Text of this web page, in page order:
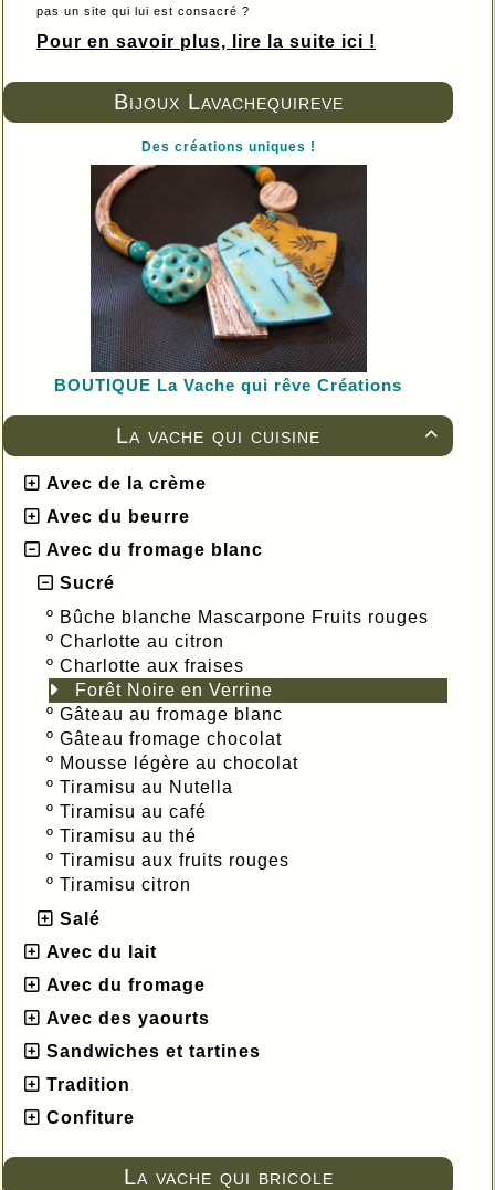
Bijoux Lavachequireve
Des créations uniques !
BOUTIQUE La Vache qui rêve Créations

La vache qui cuisine
Avec de la crème
Avec du beurre
Avec du fromage blanc
Sucré
º Bûche blanche Mascarpone Fruits rouges
º Charlotte au citron
º Charlotte aux fraises
Forêt Noire en Verrine
º Gâteau au fromage blanc
º Gâteau fromage chocolat
º Mousse légère au chocolat
º Tiramisu au Nutella
º Tiramisu au café
º Tiramisu au thé
º Tiramisu aux fruits rouges
º Tiramisu citron
Salé
Avec du lait
Avec du fromage
Avec des yaourts
Sandwiches et tartines
Tradition
Confiture
La vache qui bricole
pas un site qui lui est consacré ?
Pour en savoir plus, lire la suite ici !